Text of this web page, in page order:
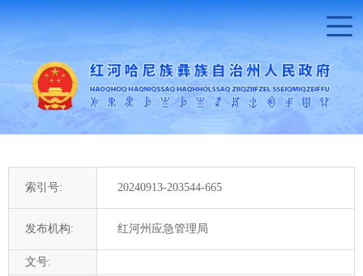
索引号: 20240913-203544-665
发布机构: 红河州应急管理局
文号: